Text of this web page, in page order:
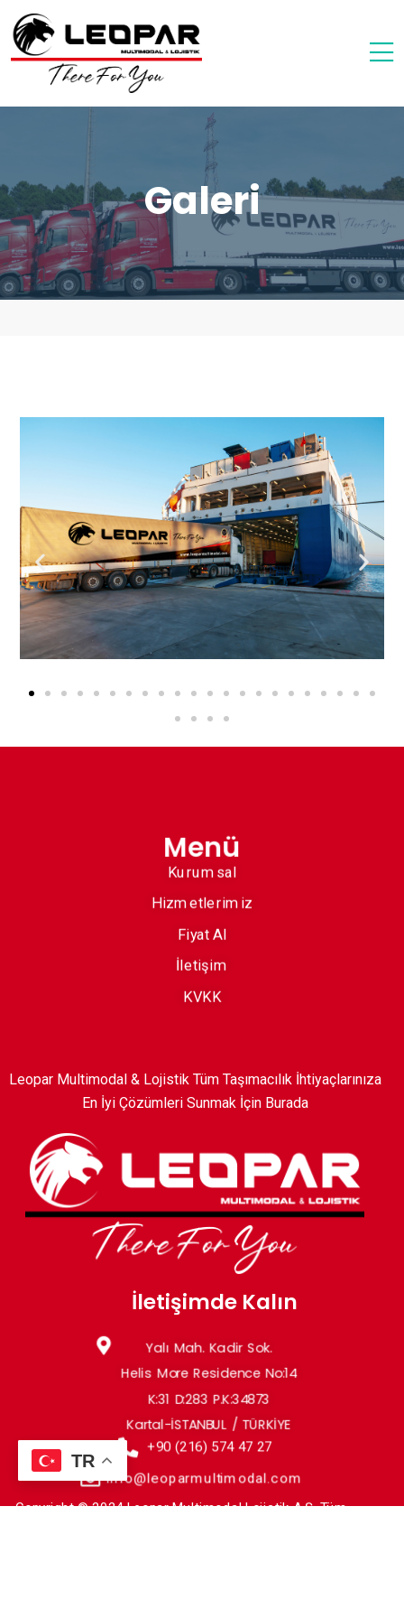
Galeri
Menü
Kurumsal
Hizmetlerimiz
Fiyat Al
İletişim
KVKK
Leopar Multimodal & Lojistik Tüm Taşımacılık İhtiyaçlarınıza
En İyi Çözümleri Sunmak İçin Burada
İletişimde Kalın
Yalı Mah. Kadir Sok.
Helis More Residence No:14
K:31 D:283 P.K:34873
Kartal-İSTANBUL / TÜRKİYE
+90 (216) 574 47 27
info@leoparmultimodal.com
Copyright © 2024 Leopar Multimodal Lojistik A.Ş. Tüm
TR